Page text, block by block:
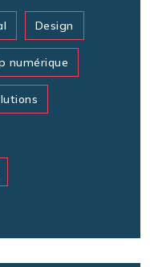
Design
numérique